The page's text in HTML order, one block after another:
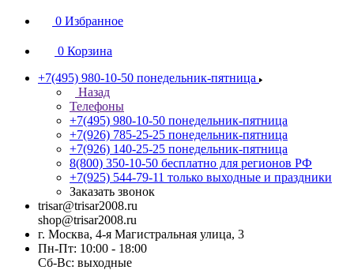
0 Избранное
0 Корзина
+7(495) 980-10-50 понедельник-пятница
Назад
Телефоны
+7(495) 980-10-50 понедельник-пятница
+7(926) 785-25-25 понедельник-пятница
+7(926) 140-25-25 понедельник-пятница
8(800) 350-10-50 бесплатно для регионов РФ
+7(925) 544-79-11 только выходные и праздники
Заказать звонок
trisar@trisar2008.ru
shop@trisar2008.ru
г. Москва, 4-я Магистральная улица, 3
Пн-Пт: 10:00 - 18:00
Сб-Вс: выходные